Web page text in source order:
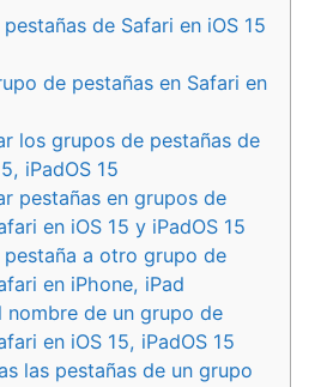
de Safari en iOS 15
de pestañas en Safari en
los grupos de pestañas de
iPadOS 15
pestañas en grupos de
en iOS 15 y iPadOS 15
pestaña a otro grupo de
en iPhone, iPad
nombre de un grupo de
en iOS 15, iPadOS 15
las pestañas de un grupo